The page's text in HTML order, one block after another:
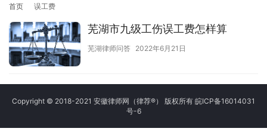
首页 误工费
芜湖市九级工伤误工费怎样算
芜湖律师问答 2022年6月21日
Copyright © 2018-2021 安徽律师网（律荐®） 版权所有 皖ICP备16014031
号-6